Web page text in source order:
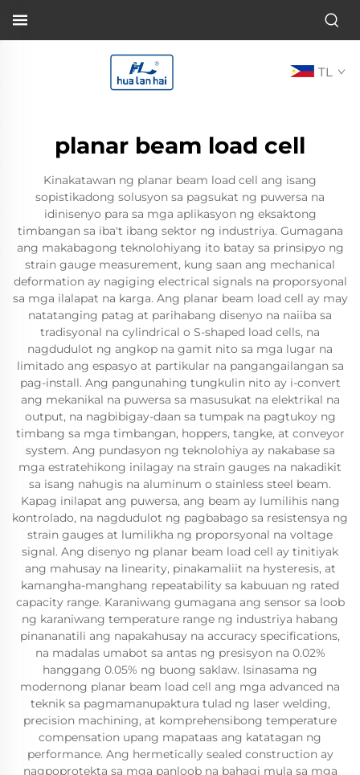
TL
planar beam load cell
Kinakatawan ng planar beam load cell ang isang
sopistikadong solusyon sa pagsukat ng puwersa na
idinisenyo para sa mga aplikasyon ng eksaktong
timbangan sa iba't ibang sektor ng industriya. Gumagana
ang makabagong teknolohiyang ito batay sa prinsipyo ng
strain gauge measurement, kung saan ang mechanical
deformation ay nagiging electrical signals na proporsyonal
sa mga ilalapat na karga. Ang planar beam load cell ay may
natatanging patag at parihabang disenyo na naiiba sa
tradisyonal na cylindrical o S-shaped load cells, na
nagdudulot ng angkop na gamit nito sa mga lugar na
limitado ang espasyo at partikular na pangangailangan sa
pag-install. Ang pangunahing tungkulin nito ay i-convert
ang mekanikal na puwersa sa masusukat na elektrikal na
output, na nagbibigay-daan sa tumpak na pagtukoy ng
timbang sa mga timbangan, hoppers, tangke, at conveyor
system. Ang pundasyon ng teknolohiya ay nakabase sa
mga estratehikong inilagay na strain gauges na nakadikit
sa isang nahugis na aluminum o stainless steel beam.
Kapag inilapat ang puwersa, ang beam ay lumilihis nang
kontrolado, na nagdudulot ng pagbabago sa resistensya ng
strain gauges at lumilikha ng proporsyonal na voltage
signal. Ang disenyo ng planar beam load cell ay tinitiyak
ang mahusay na linearity, pinakamaliit na hysteresis, at
kamangha-manghang repeatability sa kabuuan ng rated
capacity range. Karaniwang gumagana ang sensor sa loob
ng karaniwang temperature range ng industriya habang
pinananatili ang napakahusay na accuracy specifications,
na madalas umabot sa antas ng presisyon na 0.02%
hanggang 0.05% ng buong saklaw. Isinasama ng
modernong planar beam load cell ang mga advanced na
teknik sa pagmamanupaktura tulad ng laser welding,
precision machining, at komprehensibong temperature
compensation upang mapataas ang katatagan ng
performance. Ang hermetically sealed construction ay
nagpoprotekta sa mga panloob na bahagi mula sa mga